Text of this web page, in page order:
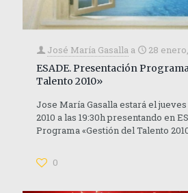
José María Gasalla a
28
ESADE. Presentación
Talento 2010»
Jose María Gasalla estará el
2010 a las 19:30h presentando en
Programa «Gestión del Talento
0